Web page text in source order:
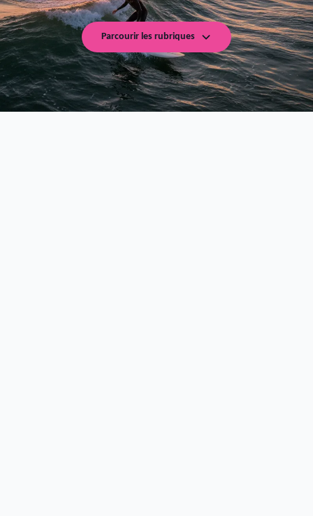
Parcourir les rubriques